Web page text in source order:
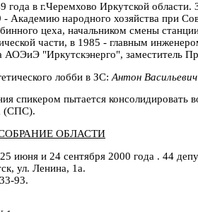
года в г.Черемхово Иркутской
- Академию народного хозяйства при
цеха, начальником смены
части, в 1985 - главным
АОЭиЭ "Иркутскэнерго", заместитель
лобби в ЗС: Антон
спикером пытается
(СПС).
ОБЛАСТИ
июня и 24 сентября 2000 года . 44
ул. Ленина, 1а.
93.